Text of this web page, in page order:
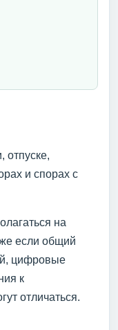
отпуске,
и спорах с
на
если общий
цифровые
к
отличаться.